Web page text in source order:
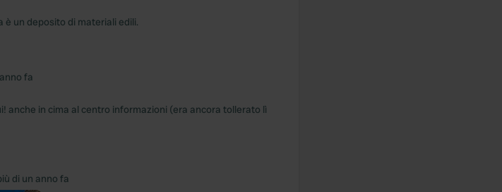
è un deposito di materiali edili.
fa
anche in cima al centro informazioni (era ancora tollerato lì
di un anno fa